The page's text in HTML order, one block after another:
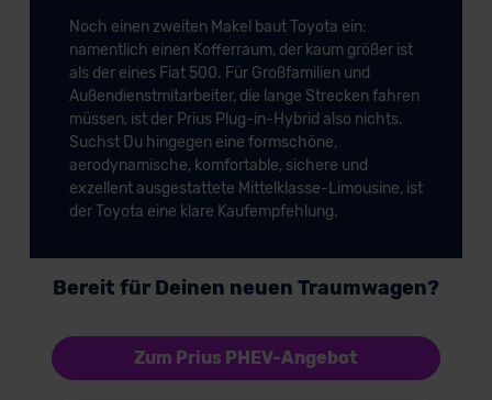
Noch einen zweiten Makel baut Toyota ein:
namentlich einen Kofferraum, der kaum größer ist
als der eines Fiat 500. Für Großfamilien und
Außendienstmitarbeiter, die lange Strecken fahren
müssen, ist der Prius Plug-in-Hybrid also nichts.
Suchst Du hingegen eine formschöne,
aerodynamische, komfortable, sichere und
exzellent ausgestattete Mittelklasse-Limousine, ist
der Toyota eine klare Kaufempfehlung.
Bereit für Deinen neuen Traumwagen?
Zum Prius PHEV-Angebot